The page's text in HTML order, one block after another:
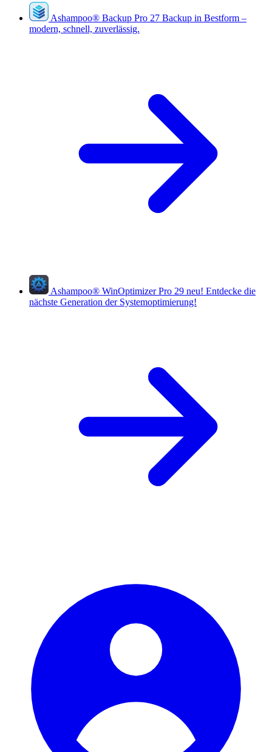
Ashampoo® Backup Pro 27 Backup in Bestform –
modern, schnell, zuverlässig.
Ashampoo® WinOptimizer Pro 29 neu! Entdecke die
nächste Generation der Systemoptimierung!